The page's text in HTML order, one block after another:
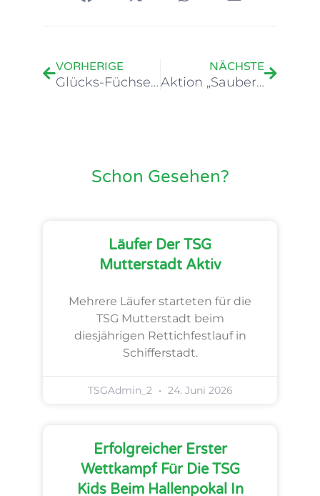
VORHERIGE
Glücks-Füchse starten mit großzügiger Spende ins neue Jahr
NÄCHSTE
Aktion „Sauberes Mutterstadt“
Schon Gesehen?
Läufer Der TSG
Mutterstadt Aktiv
Mehrere Läufer starteten für die
TSG Mutterstadt beim
diesjährigen Rettichfestlauf in
Schifferstadt.
TSGAdmin_2 24. Juni 2026
Erfolgreicher Erster
Wettkampf Für Die TSG
Kids Beim Hallenpokal In